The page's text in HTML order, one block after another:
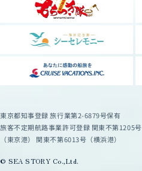
東京都知事登録 旅行業第2-6879号保有
旅客不定期航路事業許可登録 関東不第1205号
（東京港） 関東不第6013号（横浜港）
© SEA STORY Co.,Ltd.